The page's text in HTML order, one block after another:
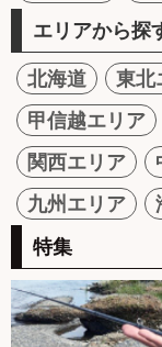
エリアから探
北海道 東北
甲信越エリア
関西エリア
九州エリア
特集